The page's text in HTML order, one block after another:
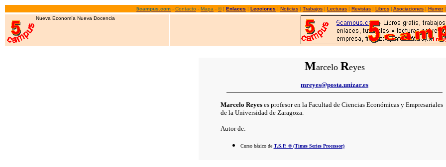
5campus.com - Contacto - Mapa - ©[ Enlaces | Lecciones | Noticias | Trabajos | Lecturas | Revistas | Libros | Asociaciones | Humor |
Nueva Economía Nueva Docencia
Marcelo Reyes
mreyes@posta.unizar.es
Marcelo Reyeses profesor en la Facultad de Ciencias Económicas y Empresariales
de la Universidad de Zaragoza.
Autor de:
Curso básico de T.S.P. ® (Times Series Processor)